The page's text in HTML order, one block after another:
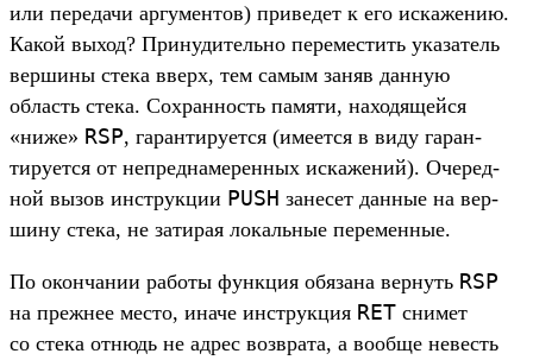
или переда­чи аргу­мен­тов) при­ведет к его иска­жению.
Какой выход? При­нуди­тель­но перемес­тить ука­затель
вер­шины сте­ка вверх, тем самым заняв дан­ную
область сте­ка. Сох­ранность памяти, находя­щей­ся
«ниже» RSP, гаран­тиру­ется (име­ется в виду гаран­
тиру­ется от неп­редна­мерен­ных иска­жений). Оче­ред­
ной вызов инс­трук­ции PUSH занесет дан­ные на вер­
шину сте­ка, не затирая локаль­ные перемен­ные.
По окон­чании работы фун­кция обя­зана вер­нуть RSP
на преж­нее мес­то, ина­че инс­трук­ция RET сни­мет
со сте­ка отнюдь не адрес воз­вра­та, а вооб­ще невесть